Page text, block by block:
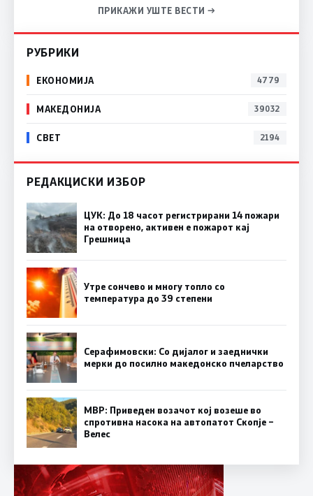
ПРИКАЖИ УШТЕ ВЕСТИ →
РУБРИКИ
ЕКОНОМИЈА 4779
МАКЕДОНИЈА 39032
СВЕТ 2194
РЕДАКЦИСКИ ИЗБОР
ЦУК: До 18 часот регистрирани 14 пожари
на отворено, активен е пожарот кај
Грешница
Утре сончево и многу топло со
температура до 39 степени
Серафимовски: Со дијалог и заеднички
мерки до посилно македонско пчеларство
МВР: Приведен возачот кој возеше во
спротивна насока на автопатот Скопје –
Велес